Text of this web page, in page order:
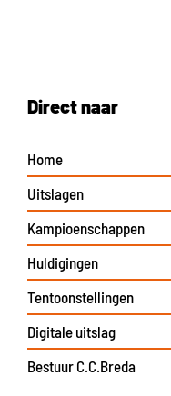
Direct naar
Home
Uitslagen
Kampioenschappen
Huldigingen
Tentoonstellingen
Digitale uitslag
Bestuur C.C.Breda